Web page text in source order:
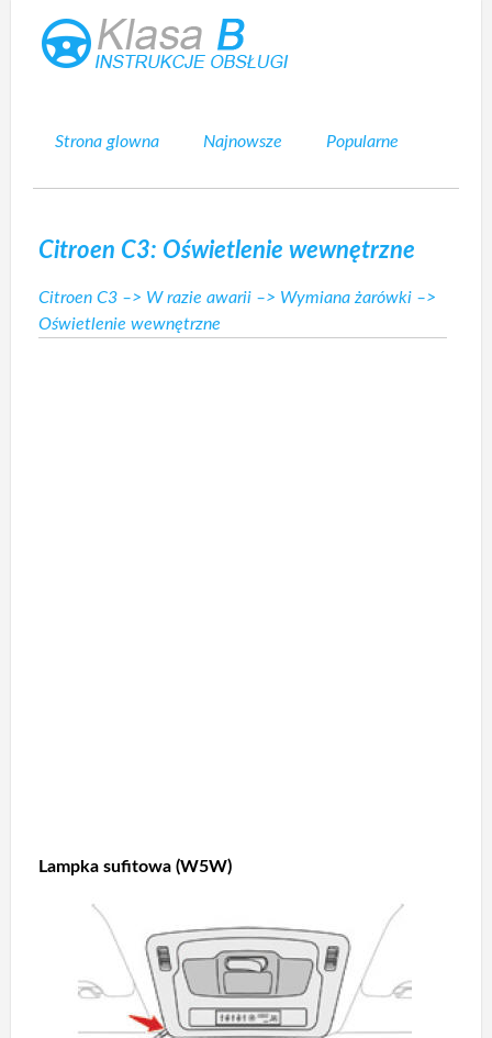
Strona glowna Najnowsze Popularne
Citroen C3: Oświetlenie wewnętrzne
Citroen C3 –> W razie awarii –> Wymiana żarówki –>
Oświetlenie wewnętrzne
Lampka sufitowa (W5W)